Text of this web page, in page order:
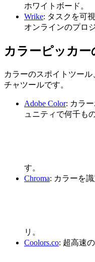
ホワイトボード。
Wrike: タスクを可
オンラインのプロ
カラーピッカー
カラーのスポイトツー
チャツールです。
Adobe Color: カラ
ュニティで何千も
す。
Chroma: カラーを
リ。
Coolors.co: 超高速